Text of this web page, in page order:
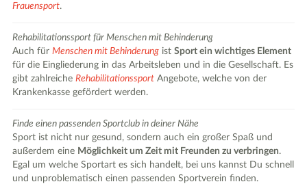
Frauensport.
Rehabilitationssport für Menschen mit Behinderung
Auch fürMenschen mit Behinderung istSport ein wichtiges Element
für die Eingliederung in das Arbeitsleben und in die Gesellschaft. Es
gibt zahlreicheRehabilitationssport Angebote, welche von der
Krankenkasse gefördert werden.
Finde einen passenden Sportclub in deiner Nähe
Sport ist nicht nur gesund, sondern auch ein großer Spaß und
außerdem eine Möglichkeit um Zeit mit Freunden zu verbringen.
Egal um welche Sportart es sich handelt, bei uns kannst Du schnell
und unproblematisch einen passenden Sportverein finden.